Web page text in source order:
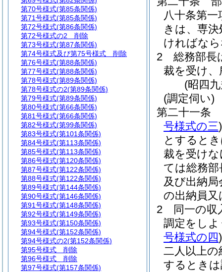
八十条第
きは、専
ければな
2
総務部長
裁を受け
(昭四
(調定伺い)
第二十一条
号様式の三)
とすると
裁を受け
ては総務
及び出納
の出納員
2
同一の
調定をし
号様式の四)
二人以上
するとき
第70号様式(第85条関係)
第71号様式(第85条関係)
第72号様式(第86条関係)
第72号様式の2 削除
第73号様式(第87条関係)
第74号様式及び第75号様式 削除
第76号様式(第88条関係)
第77号様式(第88条関係)
第78号様式(第89条関係)
第78号様式の2(第89条関係)
第79号様式(第89条関係)
第80号様式(第66条関係)
第81号様式(第66条関係)
第82号様式(第99条関係)
第83号様式(第101条関係)
第84号様式(第113条関係)
第85号様式(第113条関係)
第86号様式(第120条関係)
第87号様式(第122条関係)
第88号様式(第122条関係)
第89号様式(第144条関係)
第90号様式(第146条関係)
第91号様式(第148条関係)
第92号様式(第149条関係)
第93号様式(第150条関係)
第94号様式(第152条関係)
第94号様式の2(第152条関係)
第95号様式 削除
第96号様式 削除
第97号様式(第157条関係)